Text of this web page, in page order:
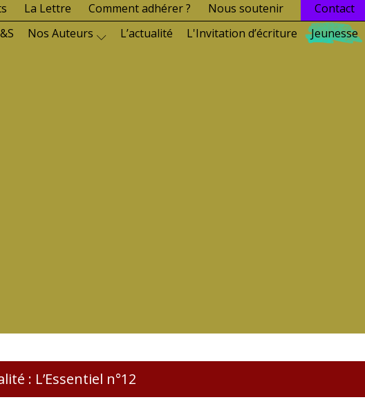
La Lettre Comment adhérer ? Nous soutenir
Contact
Nos Auteurs L’actualité L'Invitation d’écriture Jeunesse
: L’Essentiel n°12